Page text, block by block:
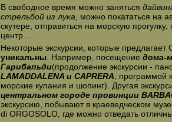
В свободное время можно заняться
стрельбой из лука , можно покататься на
скутере, отправиться на морскую
центр...
Некоторые экскурсии, которые
уникальны . Например, посещение дома-
Гарибапьди(продолжение экскурсии -
LAMADDALENA и CAPRERA , программой
морские купания и шопинг). Другая
центральном городе провинции
экскурсию, побывают в краеведческом
di ORGOSOLO, где можно отведать